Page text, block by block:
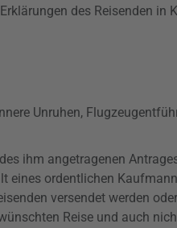
des Reisenden in
Unruhen,
ihm angetragenen
eines ordentlichen
versendet werden
Reise und auch